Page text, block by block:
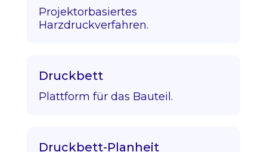
Projektorbasiertes
Harzdruckverfahren.
Druckbett
Plattform für das Bauteil.
Druckbett-Planheit